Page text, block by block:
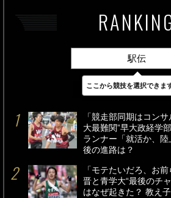
駅伝
最新 24時間
「競走部同期はコン
大最難関”早大政経学
ランナー「就活か、
後の進路は？
「モテたいだろ、お
晋と青学大“最後のチ
はなぜ起きた？ 教え
ここから競技を選択できま